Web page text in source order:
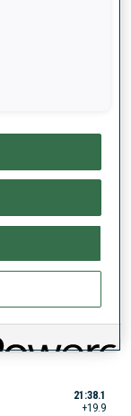
21:32.3
+14.9
21:34.9
21:38.1
+19.9